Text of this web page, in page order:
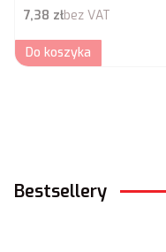
Cena netto
7,38 złbez VAT
Do koszyka
Bestsellery